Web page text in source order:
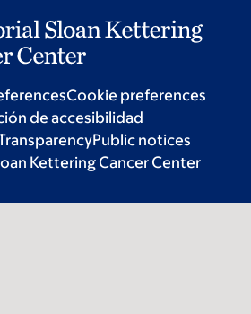
Cookie preferences
de accesibilidad
Public notices
Kettering Cancer Center